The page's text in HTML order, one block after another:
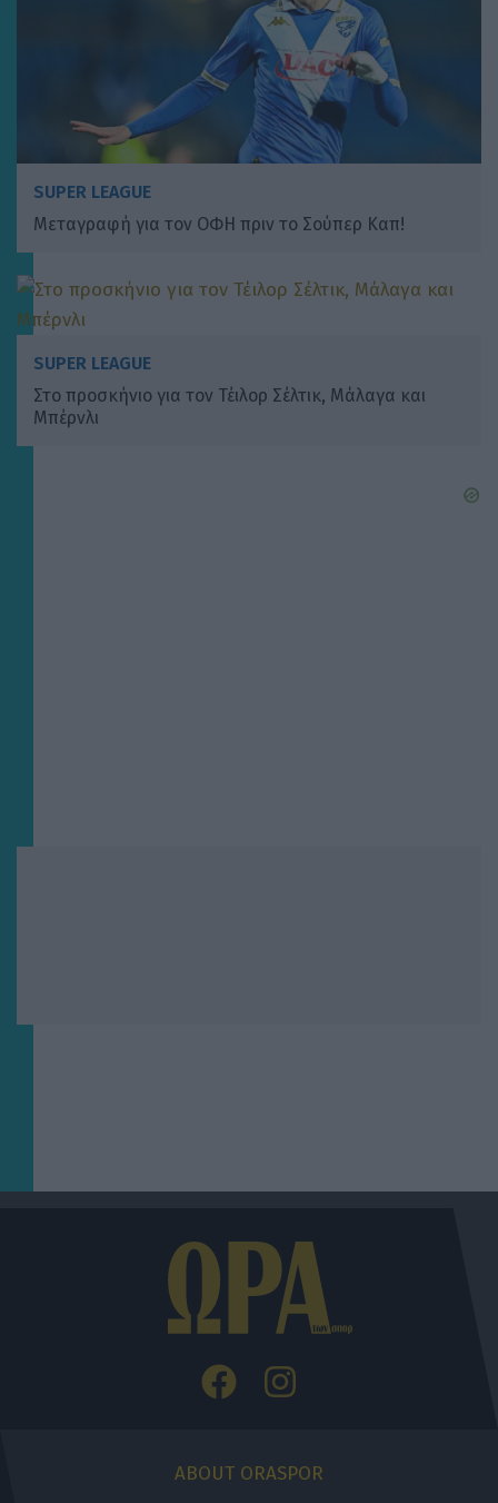
SUPER LEAGUE
Μεταγραφή για τον ΟΦΗ πριν το Σούπερ Καπ!
SUPER LEAGUE
Στο προσκήνιο για τον Τέιλορ Σέλτικ, Μάλαγα και
Μπέρνλι
ABOUT ORASPOR